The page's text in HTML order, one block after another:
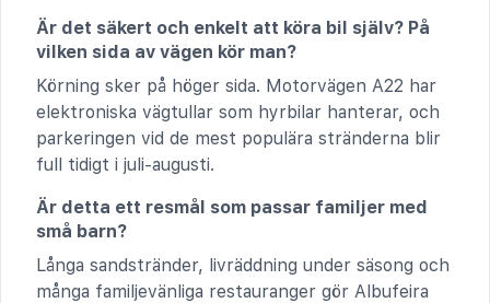
Är det säkert och enkelt att köra bil själv? På
vilken sida av vägen kör man?
Körning sker på höger sida. Motorvägen A22 har
elektroniska vägtullar som hyrbilar hanterar, och
parkeringen vid de mest populära stränderna blir
full tidigt i juli-augusti.
Är detta ett resmål som passar familjer med
små barn?
Långa sandstränder, livräddning under säsong och
många familjevänliga restauranger gör Albufeira